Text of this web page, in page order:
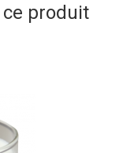
produit